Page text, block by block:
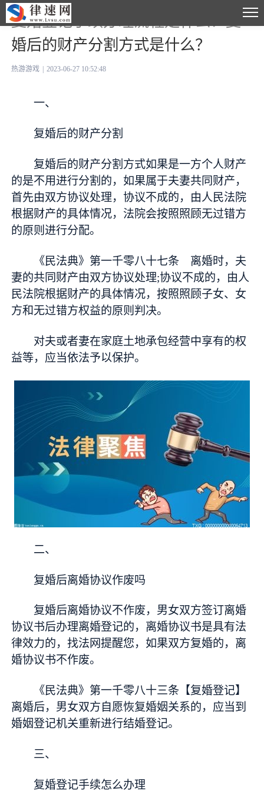
复婚登记手续办理流程是什么？复
婚后的财产分割方式是什么？
热游游戏 2023-06-27 10:52:48
一、
复婚后的财产分割
复婚后的财产分割方式如果是一方个人财产
的是不用进行分割的，如果属于夫妻共同财产，
首先由双方协议处理，协议不成的，由人民法院
根据财产的具体情况，法院会按照照顾无过错方
的原则进行分配。
《民法典》第一千零八十七条 离婚时，夫
妻的共同财产由双方协议处理;协议不成的，由人
民法院根据财产的具体情况，按照照顾子女、女
方和无过错方权益的原则判决。
对夫或者妻在家庭土地承包经营中享有的权
益等，应当依法予以保护。
二、
复婚后离婚协议作废吗
复婚后离婚协议不作废，男女双方签订离婚
协议书后办理离婚登记的，离婚协议书是具有法
律效力的，找法网提醒您，如果双方复婚的，离
婚协议书不作废。
《民法典》第一千零八十三条【复婚登记】
离婚后，男女双方自愿恢复婚姻关系的，应当到
婚姻登记机关重新进行结婚登记。
三、
复婚登记手续怎么办理